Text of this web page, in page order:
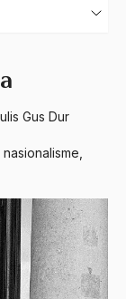
Gus Dur
nasionalisme